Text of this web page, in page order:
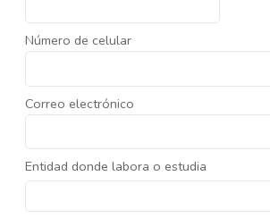
Número de celular
Correo electrónico
Entidad donde labora o estudia